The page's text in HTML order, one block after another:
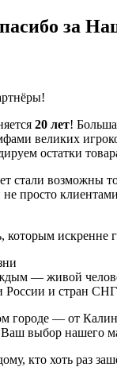
за
20 лет!
великих
остатки
стали возможны
просто
которым искренне
— живой
России и стран СНГ
городе — от
выбор нашего
кто хоть раз